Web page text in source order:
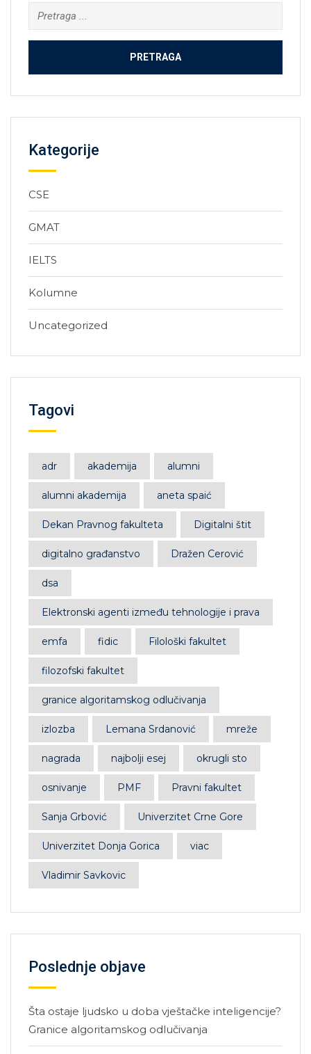
Kategorije
CSE
GMAT
IELTS
Kolumne
Uncategorized
Tagovi
adr akademija alumni
alumni akademija aneta spaić
Dekan Pravnog fakulteta Digitalni štit
digitalno građanstvo Dražen Cerović
dsa
Elektronski agenti između tehnologije i prava
emfa fidic Filološki fakultet
filozofski fakultet
granice algoritamskog odlučivanja
izlozba Lemana Srdanović mreže
nagrada najbolji esej okrugli sto
osnivanje PMF Pravni fakultet
Sanja Grbović Univerzitet Crne Gore
Univerzitet Donja Gorica viac
Vladimir Savkovic
Poslednje objave
Šta ostaje ljudsko u doba vještačke inteligencije?
Granice algoritamskog odlučivanja